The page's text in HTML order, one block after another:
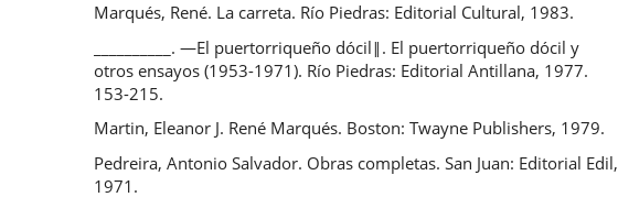
Marqués, René. La carreta. Río Piedras: Editorial Cultural, 1983.
__________. ―El puertorriqueño dócil‖. El puertorriqueño dócil y
otros ensayos (1953-1971). Río Piedras: Editorial Antillana, 1977.
153-215.
Martin, Eleanor J. René Marqués. Boston: Twayne Publishers, 1979.
Pedreira, Antonio Salvador. Obras completas. San Juan: Editorial Edil,
1971.